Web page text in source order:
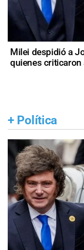
Milei despidió a
quienes criticaron
+ Política